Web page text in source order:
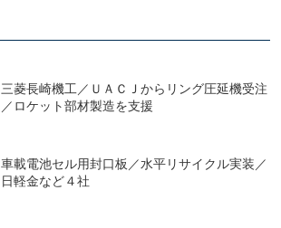
三菱長崎機工／ＵＡＣＪからリング圧延機受注
／ロケット部材製造を支援
車載電池セル用封口板／水平リサイクル実装／
日軽金など４社